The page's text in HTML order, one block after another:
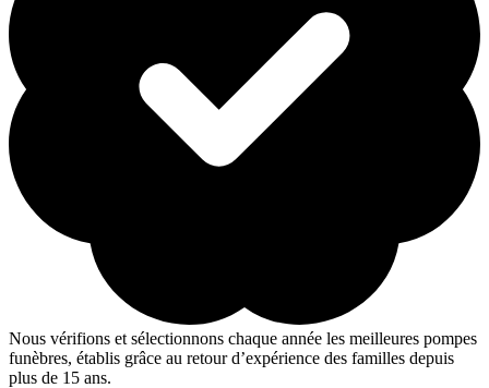
Nous vérifions et sélectionnons chaque année les meilleures pompes
funèbres, établis grâce au retour d’expérience des familles depuis
plus de 15 ans.